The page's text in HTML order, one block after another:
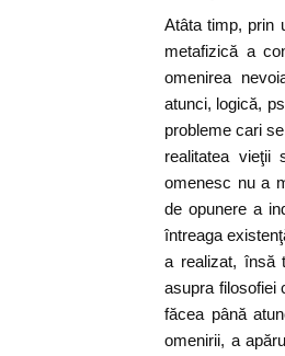
Atâta timp, prin
metafizică a
omenirea
atunci, logică,
probleme cari
realitatea vieţii
omenesc nu a
de opunere a
întreaga
a realizat, însă
asupra filosofiei
făcea până
omenirii, a